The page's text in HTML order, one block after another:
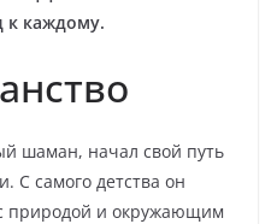
к каждому.
шаман, начал свой путь
С самого детства он
природой и окружающим